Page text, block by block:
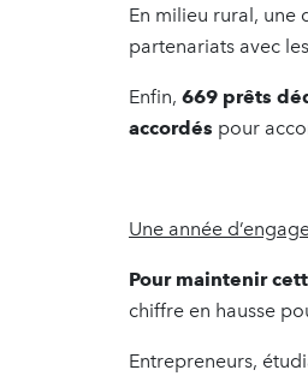
En milieu rural, une
partenariats avec
Enfin, 669 prêts
accordés pour
Une année
Pour maintenir
chiffre en hausse
Entrepreneurs,